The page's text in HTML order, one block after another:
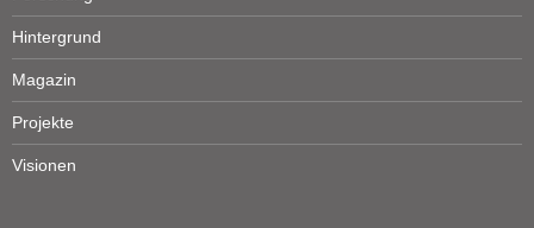
Hintergrund
Magazin
Projekte
Visionen